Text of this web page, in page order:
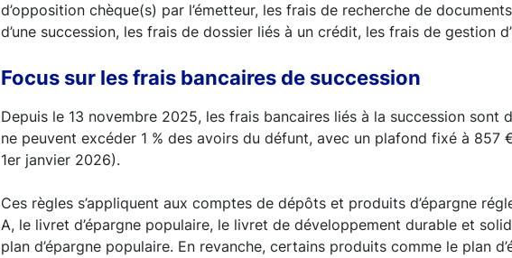
d’opposition chèque(s) par l’émetteur, les frais de recherche de
d’une succession, les frais de dossier liés à un crédit, les frais de gestion
Focus sur les frais bancaires de succession
Depuis le 13 novembre 2025, les frais bancaires liés à la succession sont
ne peuvent excéder 1 % des avoirs du défunt, avec un plafond fixé à 857
1er janvier 2026).
Ces règles s’appliquent aux comptes de dépôts et produits d’épargne
A, le livret d’épargne populaire, le livret de développement durable et
plan d’épargne populaire. En revanche, certains produits comme le plan